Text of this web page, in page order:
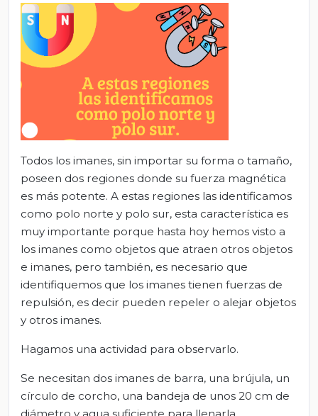
Todos los imanes, sin importar su forma o tamaño,
poseen dos regiones donde su fuerza magnética
es más potente. A estas regiones las identificamos
como polo norte y polo sur, esta característica es
muy importante porque hasta hoy hemos visto a
los imanes como objetos que atraen otros objetos
e imanes, pero también, es necesario que
identifiquemos que los imanes tienen fuerzas de
repulsión, es decir pueden repeler o alejar objetos
y otros imanes.
Hagamos una actividad para observarlo.
Se necesitan dos imanes de barra, una brújula, un
círculo de corcho, una bandeja de unos 20 cm de